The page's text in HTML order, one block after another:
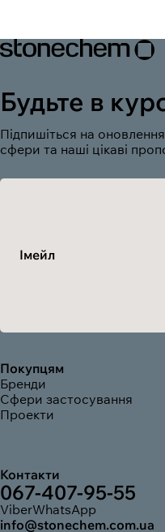
Будьте в
Підпишіться на
сфери та наші цікаві
Імейл
Покупцям
Бренди
Сфери застосування
Проекти
Контакти
067-407-95-55
ViberWhatsApp
info@stonechem.com.ua